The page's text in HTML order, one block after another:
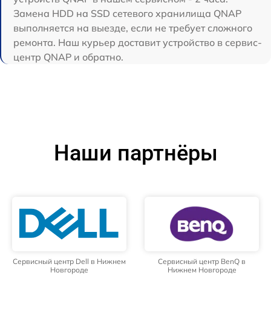
Замена HDD на SSD сетевого хранилища QNAP
выполняется на выезде, если не требует сложного
ремонта. Наш курьер доставит устройство в сервис-
центр QNAP и обратно.
Наши партнёры
Сервисный центр Dell в Нижнем
Новгороде
Сервисный центр BenQ в
Нижнем Новгороде